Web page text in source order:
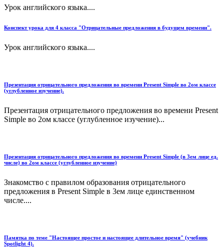
Урок английского языка....
Конспект урока для 4 класса "Отрицательные предложения в будущем времени".
Урок английского языка....
Презентация отрицательного предложения во времени Present Simple во 2ом классе
(углубленное изучение).
Презентация отрицательного предложения во времени Present
Simple во 2ом классе (углубленное изучение)...
Презентация отрицательного предложения во времени Present Simple (в 3ем лице ед.
числе) во 2ом классе (углубленное изучение)
Знакомство с правилом образования отрицательного
предложения в Present Simple в 3ем лице единственном
числе....
Памятка по теме "Настоящее простое и настоящее длительное время" (учебник
Spotlight 4).